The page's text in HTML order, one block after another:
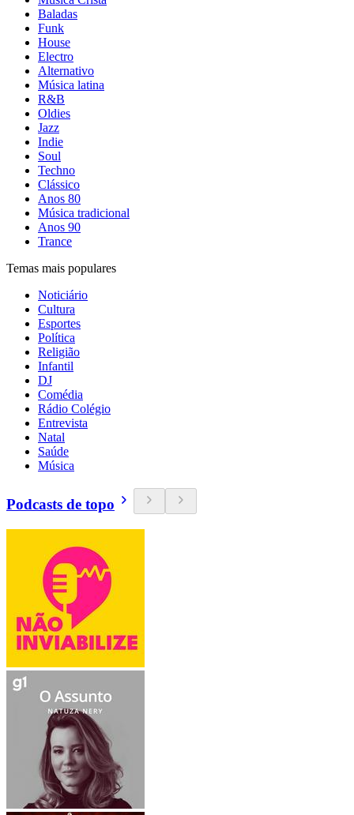
Baladas
Funk
House
Electro
Alternativo
Música latina
R&B
Oldies
Jazz
Indie
Soul
Techno
Clássico
Anos 80
Música tradicional
Anos 90
Trance
Temas mais populares
Noticiário
Cultura
Esportes
Política
Religião
Infantil
DJ
Comédia
Rádio Colégio
Entrevista
Natal
Saúde
Música
Podcasts de topo